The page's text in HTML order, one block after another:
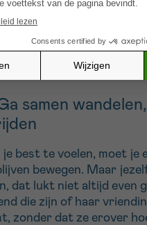
hebben snel last van
tintelen, nagels
verkleuren… Het doet
samen
je best te voelen, moet je
bewegen. Maar
dat lukt niet altijd even
die zijn of haar
zonder dat ze erover